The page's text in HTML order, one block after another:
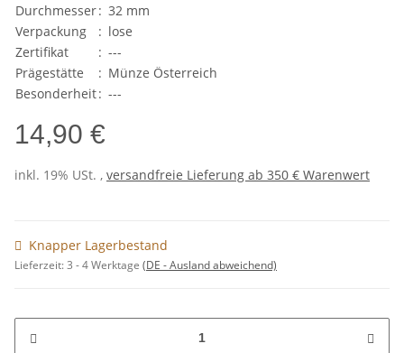
Durchmesser: 32 mm
Verpackung
: lose
Zertifikat
: ---
Prägestätte
: Münze Österreich
Besonderheit: ---
14,90 €
inkl. 19% USt. , versandfreie Lieferung ab 350 € Warenwert
Knapper Lagerbestand
Lieferzeit:3 - 4 Werktage (DE - Ausland abweichend)